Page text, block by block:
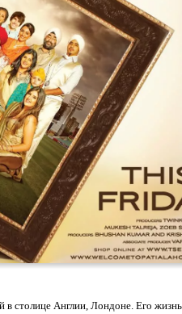
столице Англии, Лондоне. Его